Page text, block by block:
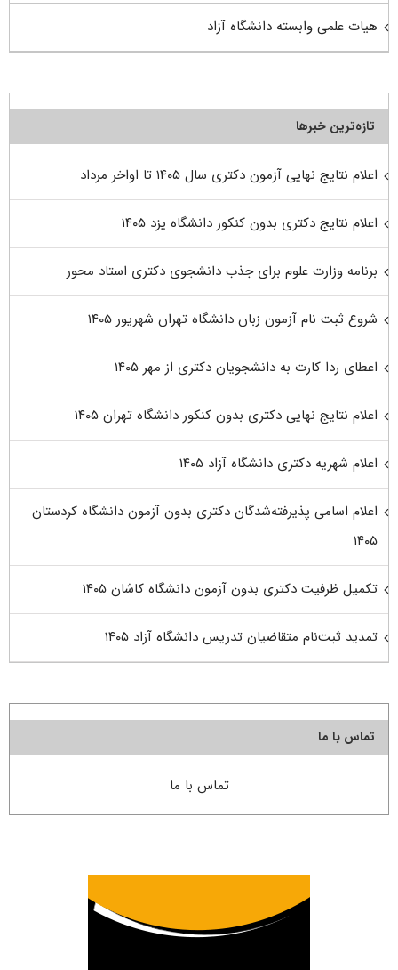
هیات علمی وابسته دانشگاه آزاد
تازه‌ترین خبرها
اعلام نتایج نهایی آزمون دکتری سال ۱۴۰۵ تا اواخر مرداد
اعلام نتایج دکتری بدون کنکور دانشگاه یزد ۱۴۰۵
برنامه وزارت علوم برای جذب دانشجوی دکتری استاد محور
شروع ثبت نام آزمون زبان دانشگاه تهران شهریور ۱۴۰۵
اعطای ردا کارت به دانشجویان دکتری از مهر ۱۴۰۵
اعلام نتایج نهایی دکتری بدون کنکور دانشگاه تهران ۱۴۰۵
اعلام شهریه دکتری دانشگاه آزاد ۱۴۰۵
اعلام اسامی پذیرفته‌شدگان دکتری بدون آزمون دانشگاه کردستان
۱۴۰۵
تکمیل ظرفیت دکتری بدون آزمون دانشگاه کاشان ۱۴۰۵
تمدید ثبت‌نام متقاضیان تدریس دانشگاه آزاد ۱۴۰۵
تماس با ما
تماس با ما